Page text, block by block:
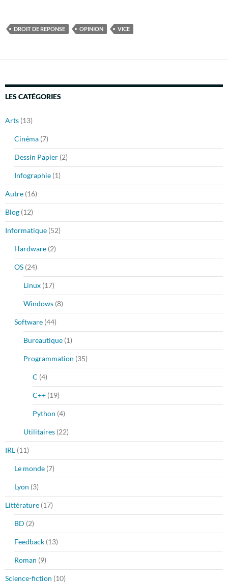
DROIT DE REPONSE OPINION VICE
LES CATÉGORIES
Arts (13)
Cinéma (7)
Dessin Papier (2)
Infographie (1)
Autre (16)
Blog (12)
Informatique (52)
Hardware (2)
OS (24)
Linux (17)
Windows (8)
Software (44)
Bureautique (1)
Programmation (35)
C (4)
C++ (19)
Python (4)
Utilitaires (22)
IRL (11)
Le monde (7)
Lyon (3)
Littérature (17)
BD (2)
Feedback (13)
Roman (9)
Science-fiction (10)